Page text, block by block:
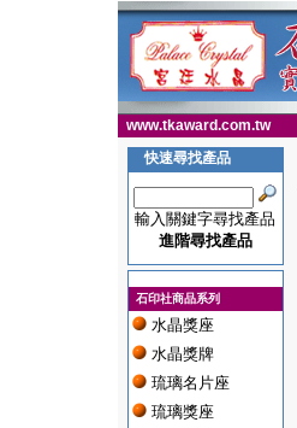
www.tkaward.com.tw
快速尋找產品
輸入關鍵字尋找產品
進階尋找產品
石印社商品系列
水晶獎座
水晶獎牌
琉璃名片座
琉璃獎座